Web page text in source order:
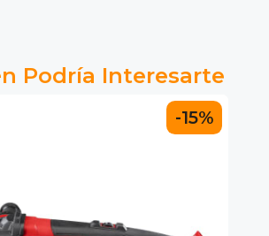
Podría Interesarte
-15%